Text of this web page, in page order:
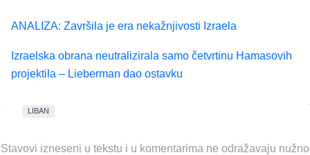
ANALIZA: Završila je era nekažnjivosti Izraela
Izraelska obrana neutralizirala samo četvrtinu Hamasovih
projektila – Lieberman dao ostavku
LIBAN
Stavovi izneseni u tekstu i u komentarima ne odražavaju nužno